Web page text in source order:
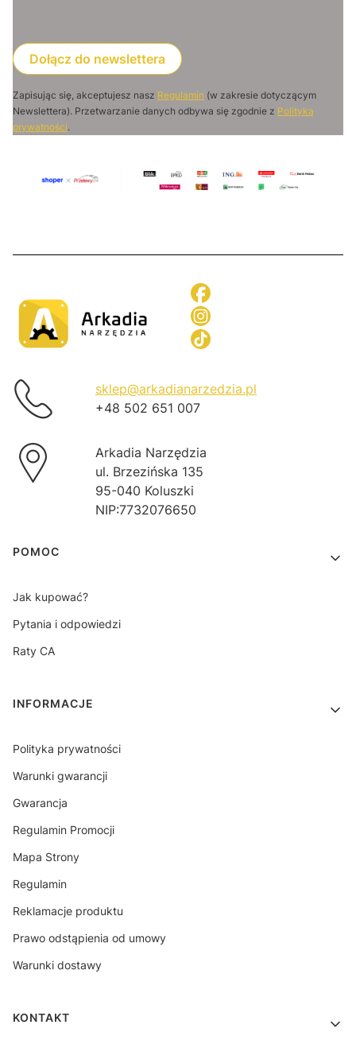
Dołącz do newslettera
Zapisując się, akceptujesz nasz Regulamin (w zakresie dotyczącym
Newslettera). Przetwarzanie danych odbywa się zgodnie z Polityką
prywatności.
sklep@arkadianarzedzia.pl
+48 502 651 007
Arkadia Narzędzia
ul. Brzezińska 135
95-040 Koluszki
NIP:7732076650
Linki w stopce
POMOC
Jak kupować?
Pytania i odpowiedzi
Raty CA
INFORMACJE
Polityka prywatności
Warunki gwarancji
Gwarancja
Regulamin Promocji
Mapa Strony
Regulamin
Reklamacje produktu
Prawo odstąpienia od umowy
Warunki dostawy
KONTAKT